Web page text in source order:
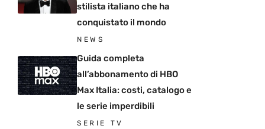
stilista italiano che ha
conquistato il mondo
NEWS
Guida completa
all’abbonamento di HBO
Max Italia: costi, catalogo e
le serie imperdibili
SERIE TV